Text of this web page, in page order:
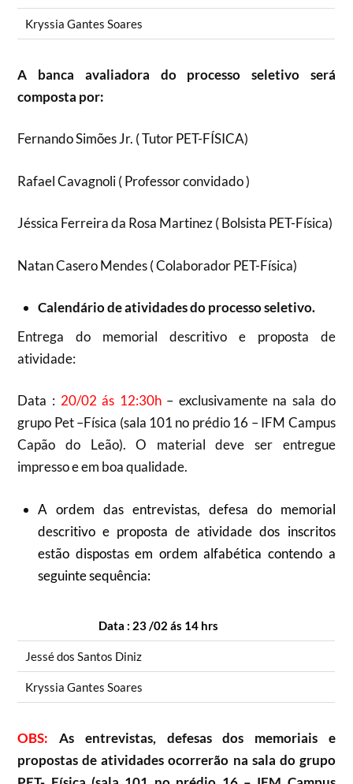
Kryssia Gantes Soares
A banca avaliadora do processo seletivo será
composta por:
Fernando Simões Jr. ( Tutor PET-FÍSICA)
Rafael Cavagnoli ( Professor convidado )
Jéssica Ferreira da Rosa Martinez ( Bolsista PET-Física)
Natan Casero Mendes ( Colaborador PET-Física)
Calendário de atividades do processo seletivo.
Entrega do memorial descritivo e proposta de
atividade:
Data :20/02 ás 12:30h– exclusivamente na sala do
grupo Pet –Física (sala 101 no prédio 16 – IFM Campus
Capão do Leão). O material deve ser entregue
impresso e em boa qualidade.
A ordem das entrevistas, defesa do memorial
descritivo e proposta de atividade dos inscritos
estão dispostas em ordem alfabética contendo a
seguinte sequência:
Data : 23 /02 ás 14 hrs
Jessé dos Santos Diniz
Kryssia Gantes Soares
OBS: As entrevistas, defesas dos memoriais e
propostas de atividades ocorrerão na sala do grupo